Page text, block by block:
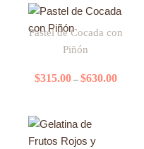
Pastel de Cocada con
Piñón
$315.00 – $630.00
Price
$315.00
Este
producto
variantes.
opciones
se